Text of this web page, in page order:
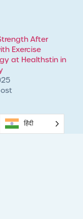
After
Exercise
at Healthstin in
हिंदी